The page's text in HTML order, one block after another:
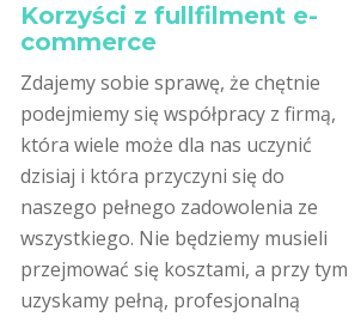
Korzyści z fullfilment e-
commerce
Zdajemy sobie sprawę, że chętnie
podejmiemy się współpracy z firmą,
która wiele może dla nas uczynić
dzisiaj i która przyczyni się do
naszego pełnego zadowolenia ze
wszystkiego. Nie będziemy musieli
przejmować się kosztami, a przy tym
uzyskamy pełną, profesjonalną